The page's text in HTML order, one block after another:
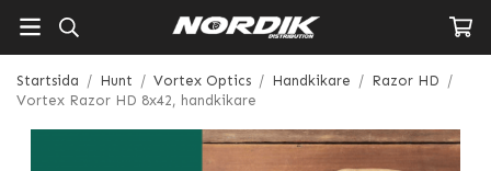
Startsida / Hunt / Vortex Optics / Handkikare / Razor HD /
Vortex Razor HD 8x42, handkikare